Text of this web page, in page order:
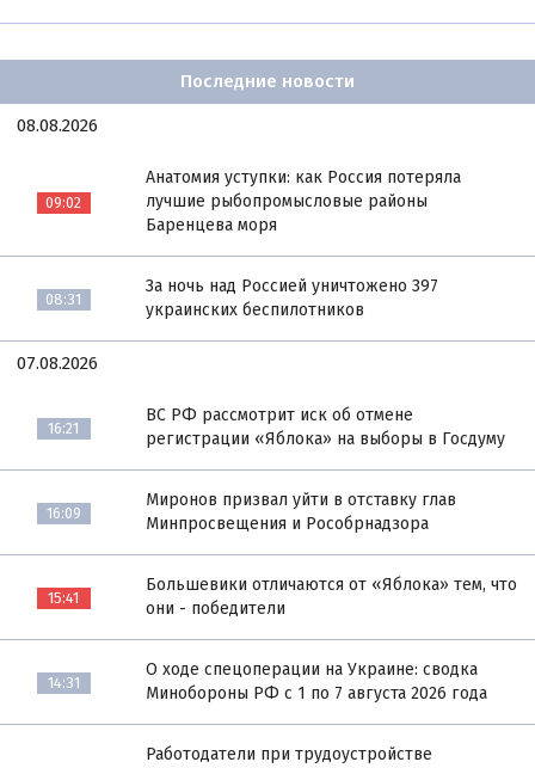
Последние новости
08.08.2026
09:02
Анатомия уступки: как Россия потеряла
лучшие рыбопромысловые районы
Баренцева моря
08:31
За ночь над Россией уничтожено 397
украинских беспилотников
07.08.2026
16:21
ВС РФ рассмотрит иск об отмене
регистрации «Яблока» на выборы в Госдуму
16:09
Миронов призвал уйти в отставку глав
Минпросвещения и Рособрнадзора
15:41
Большевики отличаются от «Яблока» тем, что
они - победители
14:31
О ходе спецоперации на Украине: сводка
Минобороны РФ с 1 по 7 августа 2026 года
Работодатели при трудоустройстве